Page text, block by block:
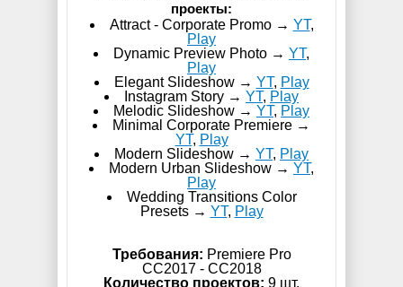
проекты:
Attract - Corporate Promo → YT,
Play
Dynamic Preview Photo → YT,
Play
Elegant Slideshow → YT, Play
Instagram Story → YT, Play
Melodic Slideshow → YT, Play
Minimal Corporate Premiere →
YT, Play
Modern Slideshow → YT, Play
Modern Urban Slideshow → YT,
Play
Wedding Transitions Color
Presets → YT, Play
Требования: Premiere Pro
CC2017 - СС2018
Количество проектов: 9 шт.